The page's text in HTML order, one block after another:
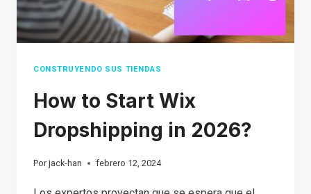
CONSTRUYENDO SUS TIENDAS
How to Start Wix
Dropshipping in 2026?
Por jack-han febrero 12, 2024